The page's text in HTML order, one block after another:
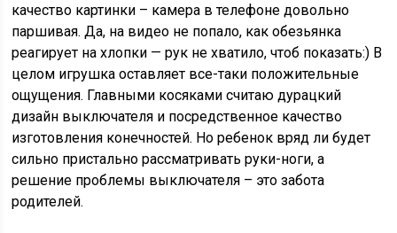
качество картинки – камера в телефоне довольно
паршивая. Да, на видео не попало, как обезьянка
реагирует на хлопки — рук не хватило, чтоб показать:) В
целом игрушка оставляет все-таки положительные
ощущения. Главными косяками считаю дурацкий
дизайн выключателя и посредственное качество
изготовления конечностей. Но ребенок вряд ли будет
сильно пристально рассматривать руки-ноги, а
решение проблемы выключателя – это забота
родителей.